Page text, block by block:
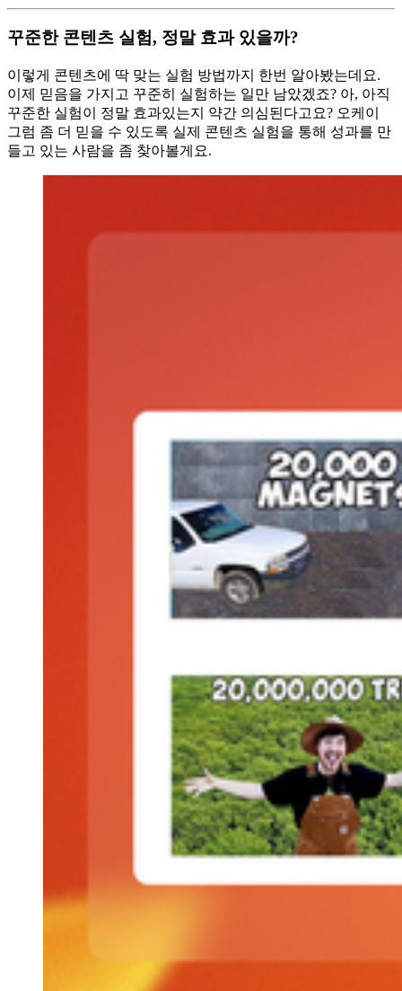
꾸준한 콘텐츠 실험, 정말 효과 있을까?
이렇게 콘텐츠에 딱 맞는 실험 방법까지 한번 알아봤는데요.
이제 믿음을 가지고 꾸준히 실험하는 일만 남았겠죠? 아, 아직
꾸준한 실험이 정말 효과있는지 약간 의심된다고요? 오케이
그럼 좀 더 믿을 수 있도록 실제 콘텐츠 실험을 통해 성과를 만
들고 있는 사람을 좀 찾아볼게요.